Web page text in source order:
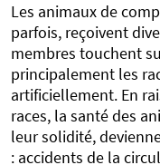
Les animaux de
parfois, reçoivent
membres touchent
principalement les
artificiellement. En
races, la santé des
leur solidité,
: accidents de la